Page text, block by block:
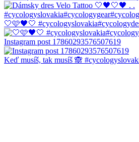
🤍🩷🖤🤍
Instagram post 17860293576507619
Keď musíš, tak musíš 🙈